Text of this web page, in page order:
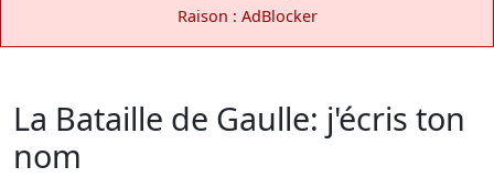
Raison : AdBlocker
La Bataille de Gaulle: j'écris ton
nom